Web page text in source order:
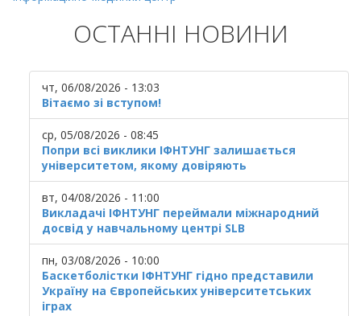
ОСТАННІ НОВИНИ
чт, 06/08/2026 - 13:03
Вітаємо зі вступом!
ср, 05/08/2026 - 08:45
Попри всі виклики ІФНТУНГ залишається
університетом, якому довіряють
вт, 04/08/2026 - 11:00
Викладачі ІФНТУНГ переймали міжнародний
досвід у навчальному центрі SLB
пн, 03/08/2026 - 10:00
Баскетболістки ІФНТУНГ гідно представили
Україну на Європейських університетських
іграх